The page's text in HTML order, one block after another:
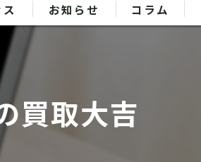
お知らせ コラム
買取大吉